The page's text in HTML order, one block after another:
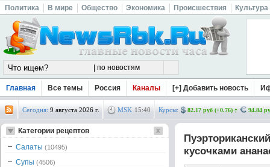
Политика В мире Общество Экономика Происшествия Культура
Главная Все темы Россия Каналы [+] Добавить новость
Сегодня: 9 августа 2026 г. MSK 15:40 Курсы: 82.17 руб (+0.76) 94.84
кусочками
Категории рецептов
Салаты (10495)
Супы (4506)